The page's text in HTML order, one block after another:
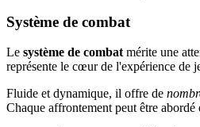
Système de combat
Le système de combat mérite une
représente le cœur de l'expérience de
Fluide et dynamique, il offre de
Chaque affrontement peut être abordé